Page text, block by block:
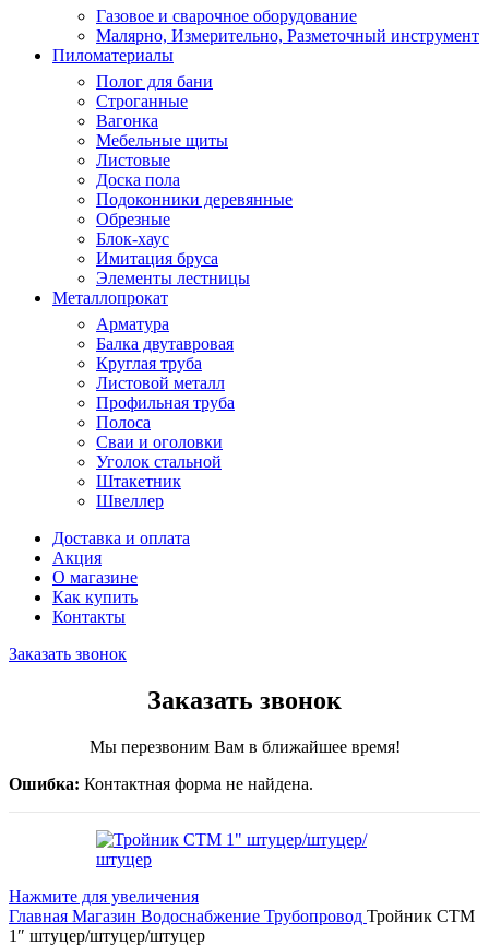
Газовое и сварочное оборудование
Малярно, Измерительно, Разметочный инструмент
Пиломатериалы
Полог для бани
Строганные
Вагонка
Мебельные щиты
Листовые
Доска пола
Подоконники деревянные
Обрезные
Блок-хаус
Имитация бруса
Элементы лестницы
Металлопрокат
Арматура
Балка двутавровая
Круглая труба
Листовой металл
Профильная труба
Полоса
Сваи и оголовки
Уголок стальной
Штакетник
Швеллер
Доставка и оплата
Акция
О магазине
Как купить
Контакты
Заказать звонок
Заказать звонок
Мы перезвоним Вам в ближайшее время!
Ошибка: Контактная форма не найдена.
Нажмите для увеличения
Главная Магазин Водоснабжение Трубопровод Тройник CTM
1″ штуцер/штуцер/штуцер